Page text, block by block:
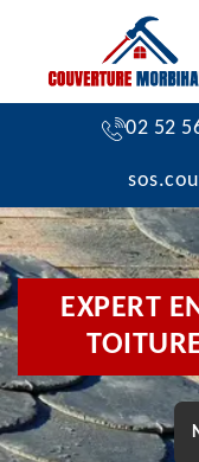
02 52
EXPERT